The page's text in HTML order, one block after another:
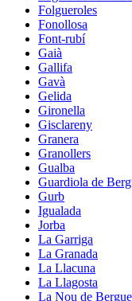
Folgueroles
Fonollosa
Font-rubí
Gaià
Gallifa
Gavà
Gelida
Gironella
Gisclareny
Granera
Granollers
Gualba
Guardiola de
Gurb
Igualada
Jorba
La Garriga
La Granada
La Llacuna
La Llagosta
La Nou de